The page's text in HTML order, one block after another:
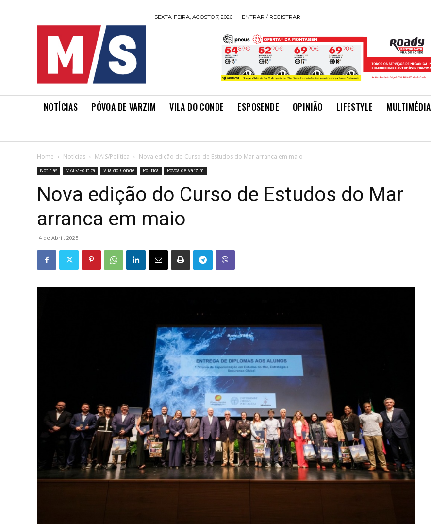
SEXTA-FEIRA, AGOSTO 7, 2026 ENTRAR / REGISTRAR
NOTÍCIAS PÓVOA DE VARZIM VILA DO CONDE ESPOSENDE OPINIÃO LIFESTYLE MULTIMÉDIA
Home Notícias MAIS/Política Nova edição do Curso de Estudos do Mar arranca em maio
Notícias MAIS/Política Vila do Conde Política Póvoa de Varzim
Nova edição do Curso de Estudos do Mar
arranca em maio
4 de Abril, 2025